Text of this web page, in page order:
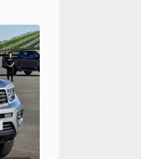
se
e Política de Privacidade do